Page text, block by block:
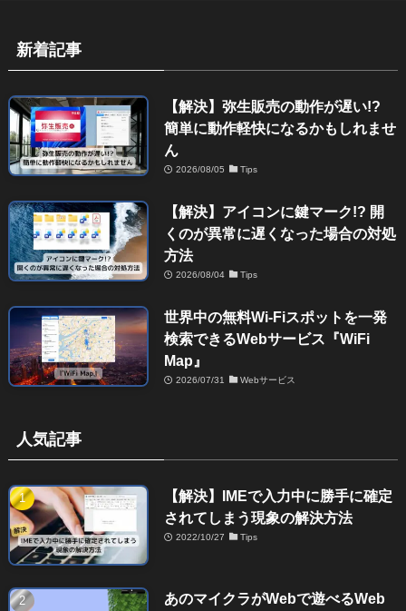
新着記事
【解決】弥生販売の動作が遅い!?
簡単に動作軽快になるかもしれませ
ん
2026/08/05 Tips
【解決】アイコンに鍵マーク!? 開
くのが異常に遅くなった場合の対処
方法
2026/08/04 Tips
世界中の無料Wi-Fiスポットを一発
検索できるWebサービス『WiFi
Map』
2026/07/31 Webサービス
人気記事
【解決】IMEで入力中に勝手に確定
されてしまう現象の解決方法
2022/10/27 Tips
あのマイクラがWebで遊べるWeb